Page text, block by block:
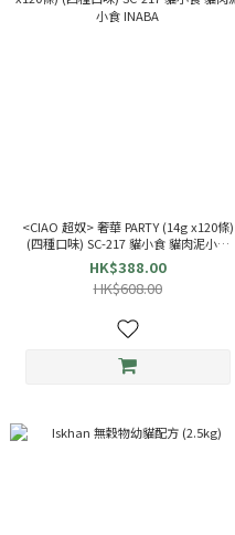
<CIAO 超奴> 奢華 PARTY (14g x120條)
(四種口味) SC-217 貓小食 貓肉泥小食
INABA
HK$388.00
HK$608.00